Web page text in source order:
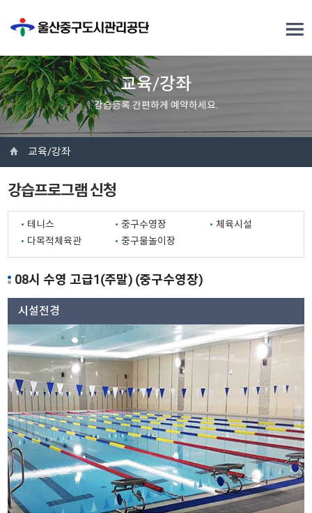
교육/강좌
강습등록 간편하게 예약하세요.
교육/강좌
강습프로그램 신청
테니스 중구수영장
체육시설
다목적체육관
중구물놀이장
08시 수영 고급1(주말) (중구수영장)
시설전경